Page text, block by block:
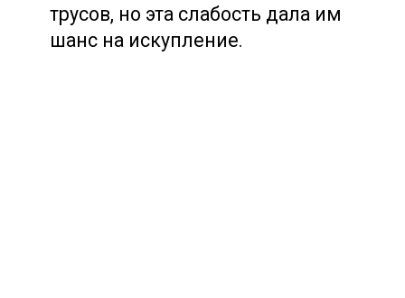
трусов, но эта слабость дала им
шанс на искупление.